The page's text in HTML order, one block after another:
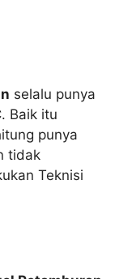
selalu punya
Baik itu
punya
tidak
Teknisi